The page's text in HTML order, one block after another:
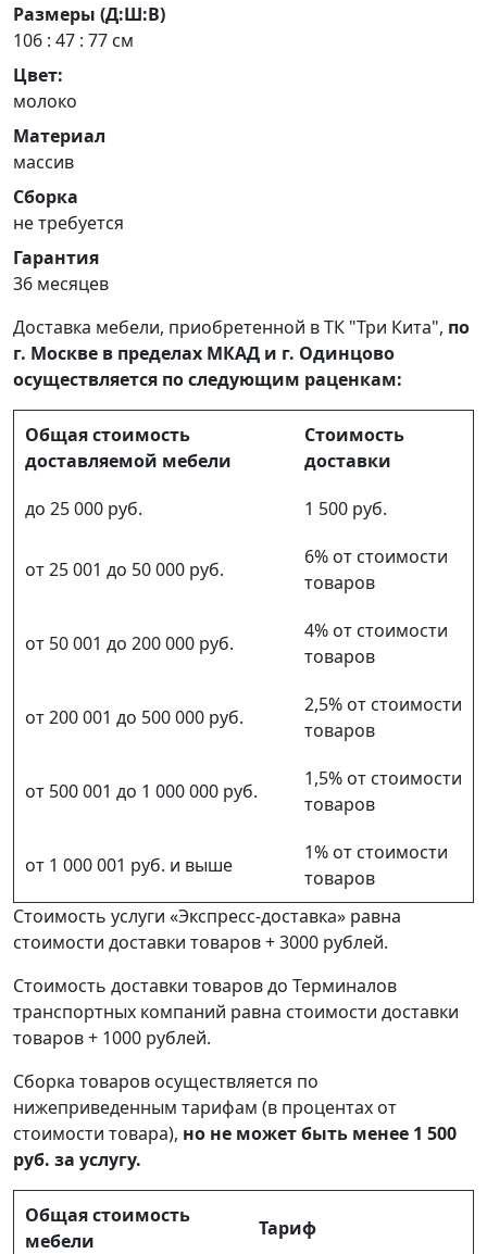
Размеры (Д:Ш:В)
106 : 47 : 77 см
Цвет:
молоко
Материал
массив
Сборка
не требуется
Гарантия
36 месяцев
Доставка мебели, приобретенной в ТК "Три Кита", по
г. Москве в пределах МКАД и г. Одинцово
осуществляется по следующим раценкам:
Общая стоимость
доставляемой мебели
Стоимость
доставки
до 25 000 руб.
1 500 руб.
от 25 001 до 50 000 руб.
6% от стоимости
товаров
от 50 001 до 200 000 руб.
4% от стоимости
товаров
от 200 001 до 500 000 руб.
2,5% от стоимости
товаров
от 500 001 до 1 000 000 руб.
1,5% от стоимости
товаров
от 1 000 001 руб. и выше
1% от стоимости
товаров
Стоимость услуги «Экспресс-доставка» равна
стоимости доставки товаров + 3000 рублей.
Стоимость доставки товаров до Терминалов
транспортных компаний равна стоимости доставки
товаров + 1000 рублей.
Сборка товаров осуществляется по
нижеприведенным тарифам (в процентах от
стоимости товара), но не может быть менее 1 500
руб. за услугу.
Общая стоимость
мебели
Тариф